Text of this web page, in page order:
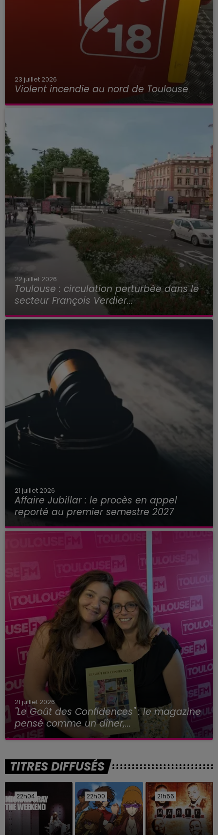
23 juillet 2026
Violent incendie au nord de Toulouse
22 juillet 2026
Toulouse : circulation perturbée dans le
secteur François Verdier...
21 juillet 2026
Affaire Jubillar : le procès en appel
reporté au premier semestre 2027
21 juillet 2026
"Le Goût des Confidences" : le magazine
pensé comme un dîner,...
TITRES DIFFUSÉS
22h04
22h04 22h00
22h00 21h56
21h56